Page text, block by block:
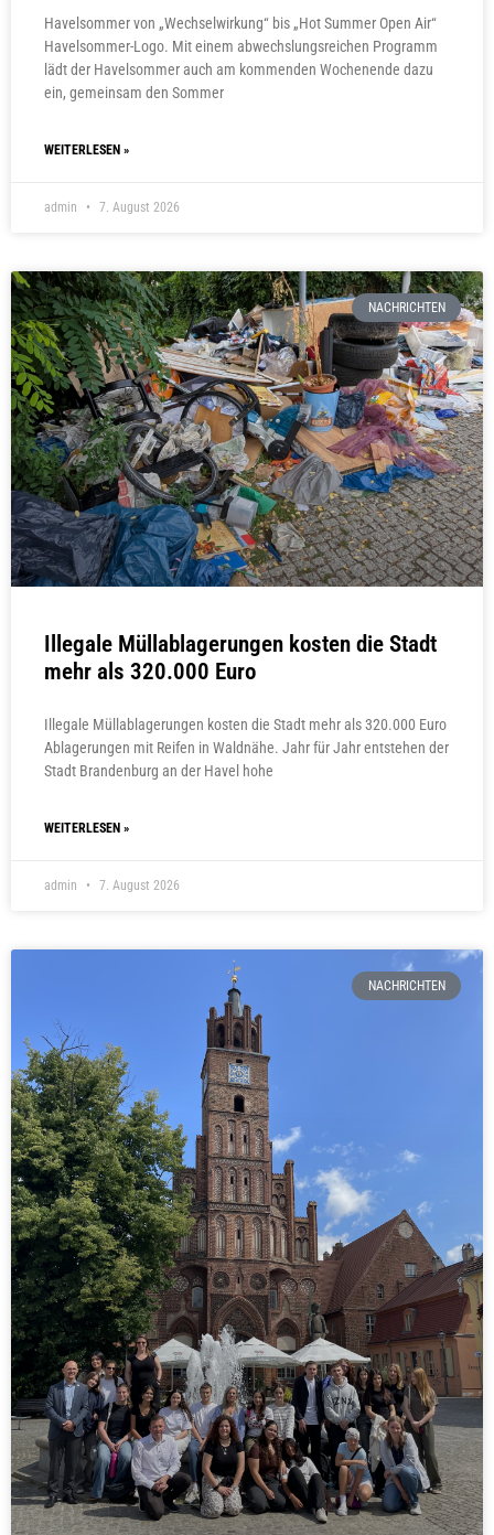
Havelsommer von „Wechselwirkung“ bis „Hot Summer Open Air“
Havelsommer-Logo. Mit einem abwechslungsreichen Programm
lädt der Havelsommer auch am kommenden Wochenende dazu
ein, gemeinsam den Sommer
WEITERLESEN »
admin 7. August 2026
NACHRICHTEN
Illegale Müllablagerungen kosten die Stadt
mehr als 320.000 Euro
Illegale Müllablagerungen kosten die Stadt mehr als 320.000 Euro
Ablagerungen mit Reifen in Waldnähe. Jahr für Jahr entstehen der
Stadt Brandenburg an der Havel hohe
WEITERLESEN »
admin 7. August 2026
NACHRICHTEN